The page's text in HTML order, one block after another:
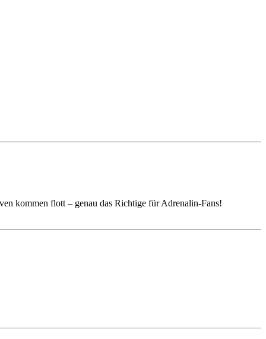
kommen flott – genau das Richtige für Adrenalin-Fans!